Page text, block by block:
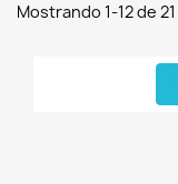
Mostrando 1-12 de